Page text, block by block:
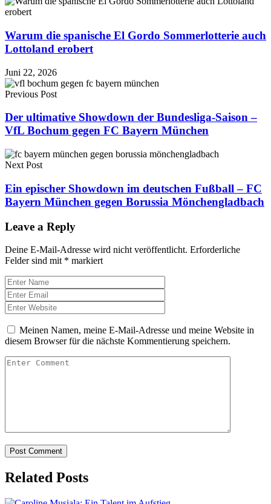
Warum die spanische El Gordo Sommerlotterie auch
Lottoland erobert
Juni 22, 2026
Previous Post
Der ultimative Showdown der Bundesliga-Saison –
VfL Bochum gegen FC Bayern München
Next Post
Ein epischer Showdown im deutschen Fußball – FC
Bayern München gegen Borussia Mönchengladbach
Leave a Reply
Deine E-Mail-Adresse wird nicht veröffentlicht. Erforderliche
Felder sind mit * markiert
Meinen Namen, meine E-Mail-Adresse und meine Website in
diesem Browser für die nächste Kommentierung speichern.
Related Posts